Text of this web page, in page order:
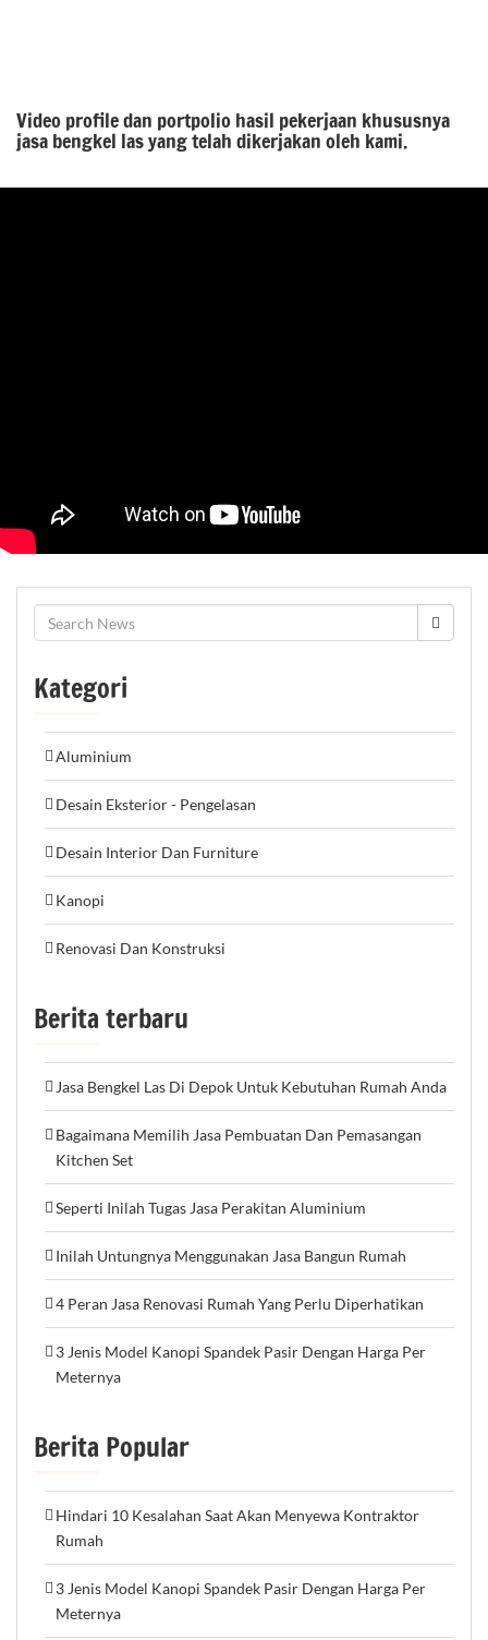
Video profile dan portpolio hasil pekerjaan khususnya
jasa bengkel las yang telah dikerjakan oleh kami.
Kategori
Aluminium
Desain Eksterior - Pengelasan
Desain Interior Dan Furniture
Kanopi
Renovasi Dan Konstruksi
Berita terbaru
Jasa Bengkel Las Di Depok Untuk Kebutuhan Rumah Anda
Bagaimana Memilih Jasa Pembuatan Dan Pemasangan
Kitchen Set
Seperti Inilah Tugas Jasa Perakitan Aluminium
Inilah Untungnya Menggunakan Jasa Bangun Rumah
4 Peran Jasa Renovasi Rumah Yang Perlu Diperhatikan
3 Jenis Model Kanopi Spandek Pasir Dengan Harga Per
Meternya
Berita Popular
Hindari 10 Kesalahan Saat Akan Menyewa Kontraktor
Rumah
3 Jenis Model Kanopi Spandek Pasir Dengan Harga Per
Meternya